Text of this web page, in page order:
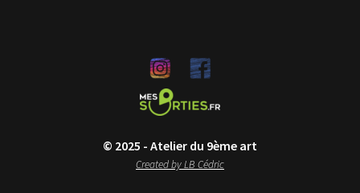
© 2025 - Atelier du 9ème art
Created by LB Cédric